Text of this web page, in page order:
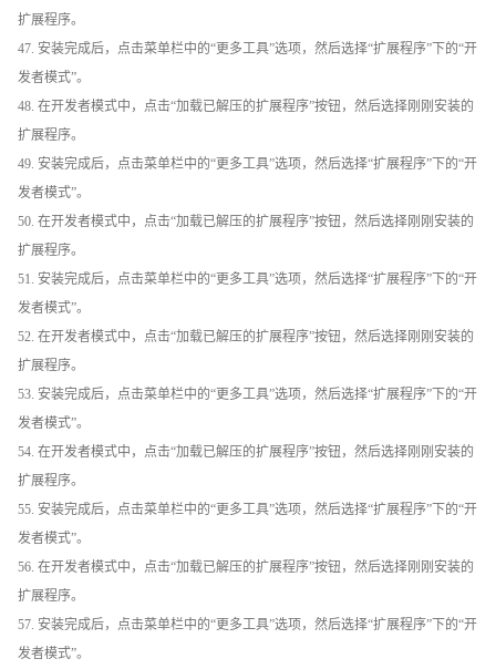
扩展程序。
47. 安装完成后，点击菜单栏中的“更多工具”选项，然后选择“扩展程序”下的“开
发者模式”。
48. 在开发者模式中，点击“加载已解压的扩展程序”按钮，然后选择刚刚安装的
扩展程序。
49. 安装完成后，点击菜单栏中的“更多工具”选项，然后选择“扩展程序”下的“开
发者模式”。
50. 在开发者模式中，点击“加载已解压的扩展程序”按钮，然后选择刚刚安装的
扩展程序。
51. 安装完成后，点击菜单栏中的“更多工具”选项，然后选择“扩展程序”下的“开
发者模式”。
52. 在开发者模式中，点击“加载已解压的扩展程序”按钮，然后选择刚刚安装的
扩展程序。
53. 安装完成后，点击菜单栏中的“更多工具”选项，然后选择“扩展程序”下的“开
发者模式”。
54. 在开发者模式中，点击“加载已解压的扩展程序”按钮，然后选择刚刚安装的
扩展程序。
55. 安装完成后，点击菜单栏中的“更多工具”选项，然后选择“扩展程序”下的“开
发者模式”。
56. 在开发者模式中，点击“加载已解压的扩展程序”按钮，然后选择刚刚安装的
扩展程序。
57. 安装完成后，点击菜单栏中的“更多工具”选项，然后选择“扩展程序”下的“开
发者模式”。